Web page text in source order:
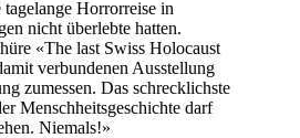
Horrorreise in
nicht überlebte hatten.
«The last Swiss Holocaust
verbundenen Ausstellung
zumessen. Das schrecklichste
Menschheitsgeschichte darf
Niemals!»